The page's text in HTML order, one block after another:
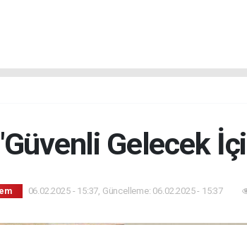
Gelecek
06.02.2025 - 15:37, Güncelleme: 06.02.2025 - 15:37